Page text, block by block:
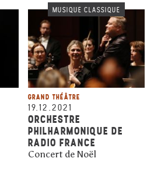
MUSIQUE CLASSIQUE
GRAND THÉÂTRE
19.12.2021
ORCHESTRE
PHILHARMONIQUE DE
RADIO FRANCE
Concert de Noël